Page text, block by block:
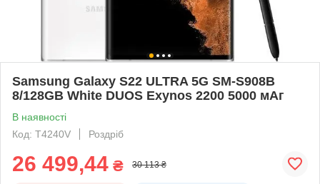
Samsung Galaxy S22 ULTRA 5G SM-S908B
8/128GB White DUOS Exynos 2200 5000 мАг
В наявності
Код: T4240V
Роздріб
26 499,44 ₴ 30 113 ₴